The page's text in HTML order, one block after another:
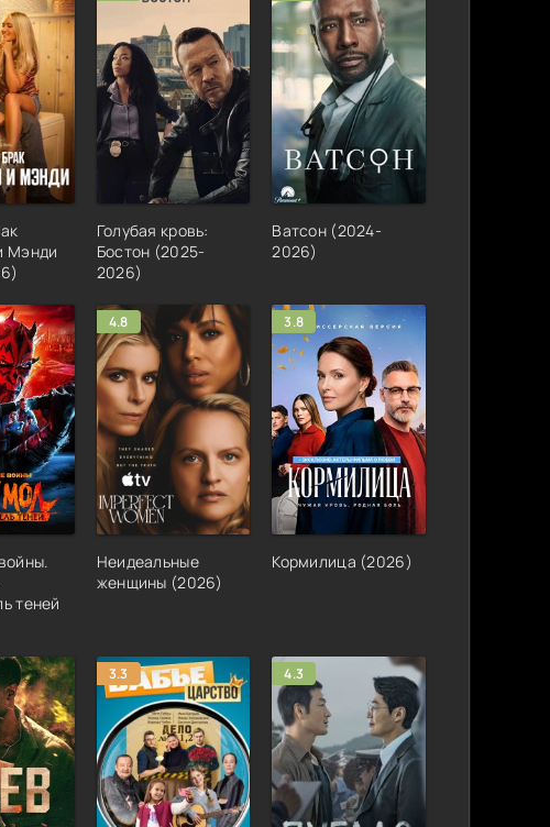
Мэнди
Голубая кровь:
Бостон (2025-
2026)
Ватсон (2024-
2026)
теней
4.8
Неидеальные
женщины (2026)
3.8
Кормилица (2026)
3.3 4.3